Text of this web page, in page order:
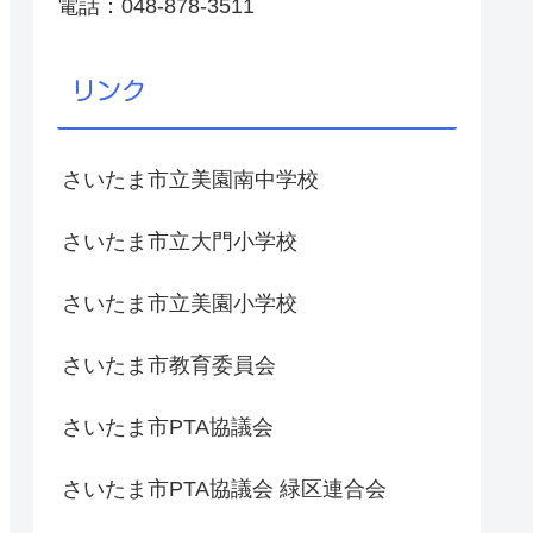
電話：048-878-3511
リンク
さいたま市立美園南中学校
さいたま市立大門小学校
さいたま市立美園小学校
さいたま市教育委員会
さいたま市PTA協議会
さいたま市PTA協議会 緑区連合会